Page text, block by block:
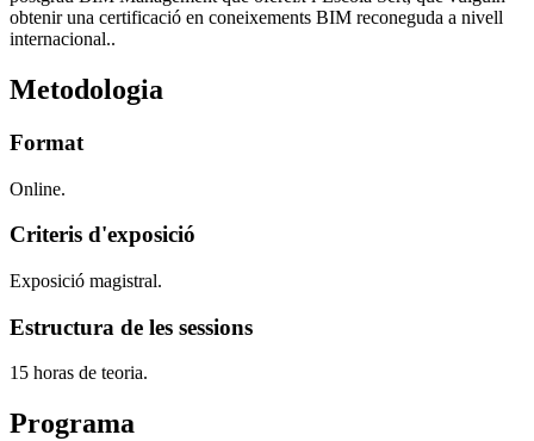
obtenir una certificació en coneixements BIM reconeguda a nivell
internacional..
Metodologia
Format
Online.
Criteris d'exposició
Exposició magistral.
Estructura de les sessions
15 horas de teoria.
Programa